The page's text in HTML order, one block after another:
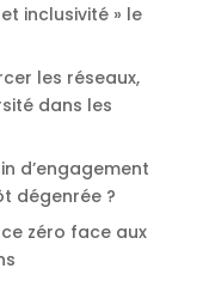
inclusivité » le
les réseaux,
dans les
d’engagement
dégenrée ?
zéro face aux